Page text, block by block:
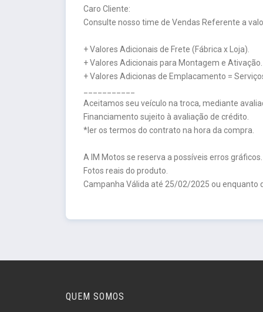
Caro Cliente:
Consulte nosso time de Vendas Referente a
+ Valores Adicionais de Frete (Fábrica x Loja).
+ Valores Adicionais para Montagem e Ativação.
+ Valores Adicionas de Emplacamento =
Aceitamos seu veículo na troca, mediante
Financiamento sujeito à avaliação de crédito.
*ler os termos do contrato na hora da compra.
A IM Motos se reserva a possíveis erros gráficos.
Fotos reais do produto.
Campanha Válida até 25/02/2025 ou enquanto
QUEM SOMOS